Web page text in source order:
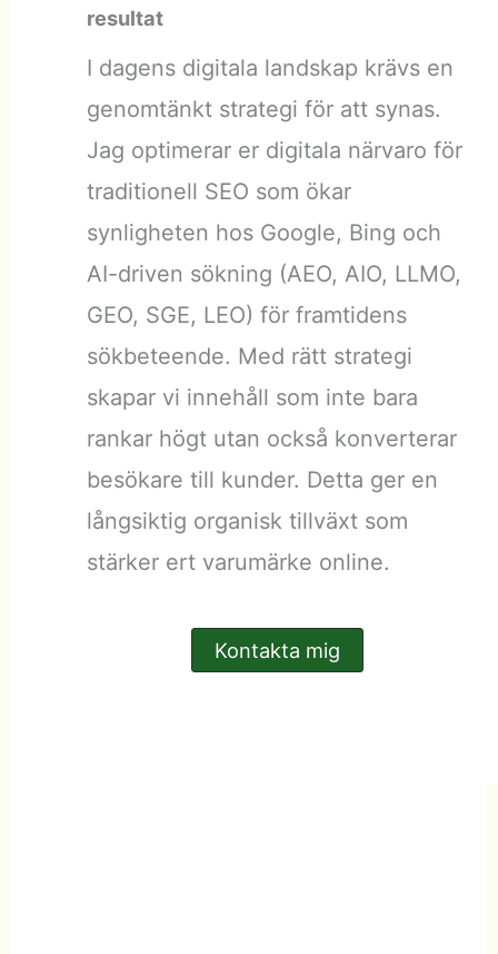
resultat
I dagens digitala landskap krävs en
genomtänkt strategi för att synas.
Jag optimerar er digitala närvaro för
traditionell SEO som ökar
synligheten hos Google, Bing och
AI-driven sökning (AEO, AIO, LLMO,
GEO, SGE, LEO) för framtidens
sökbeteende. Med rätt strategi
skapar vi innehåll som inte bara
rankar högt utan också konverterar
besökare till kunder. Detta ger en
långsiktig organisk tillväxt som
stärker ert varumärke online.
Kontakta mig